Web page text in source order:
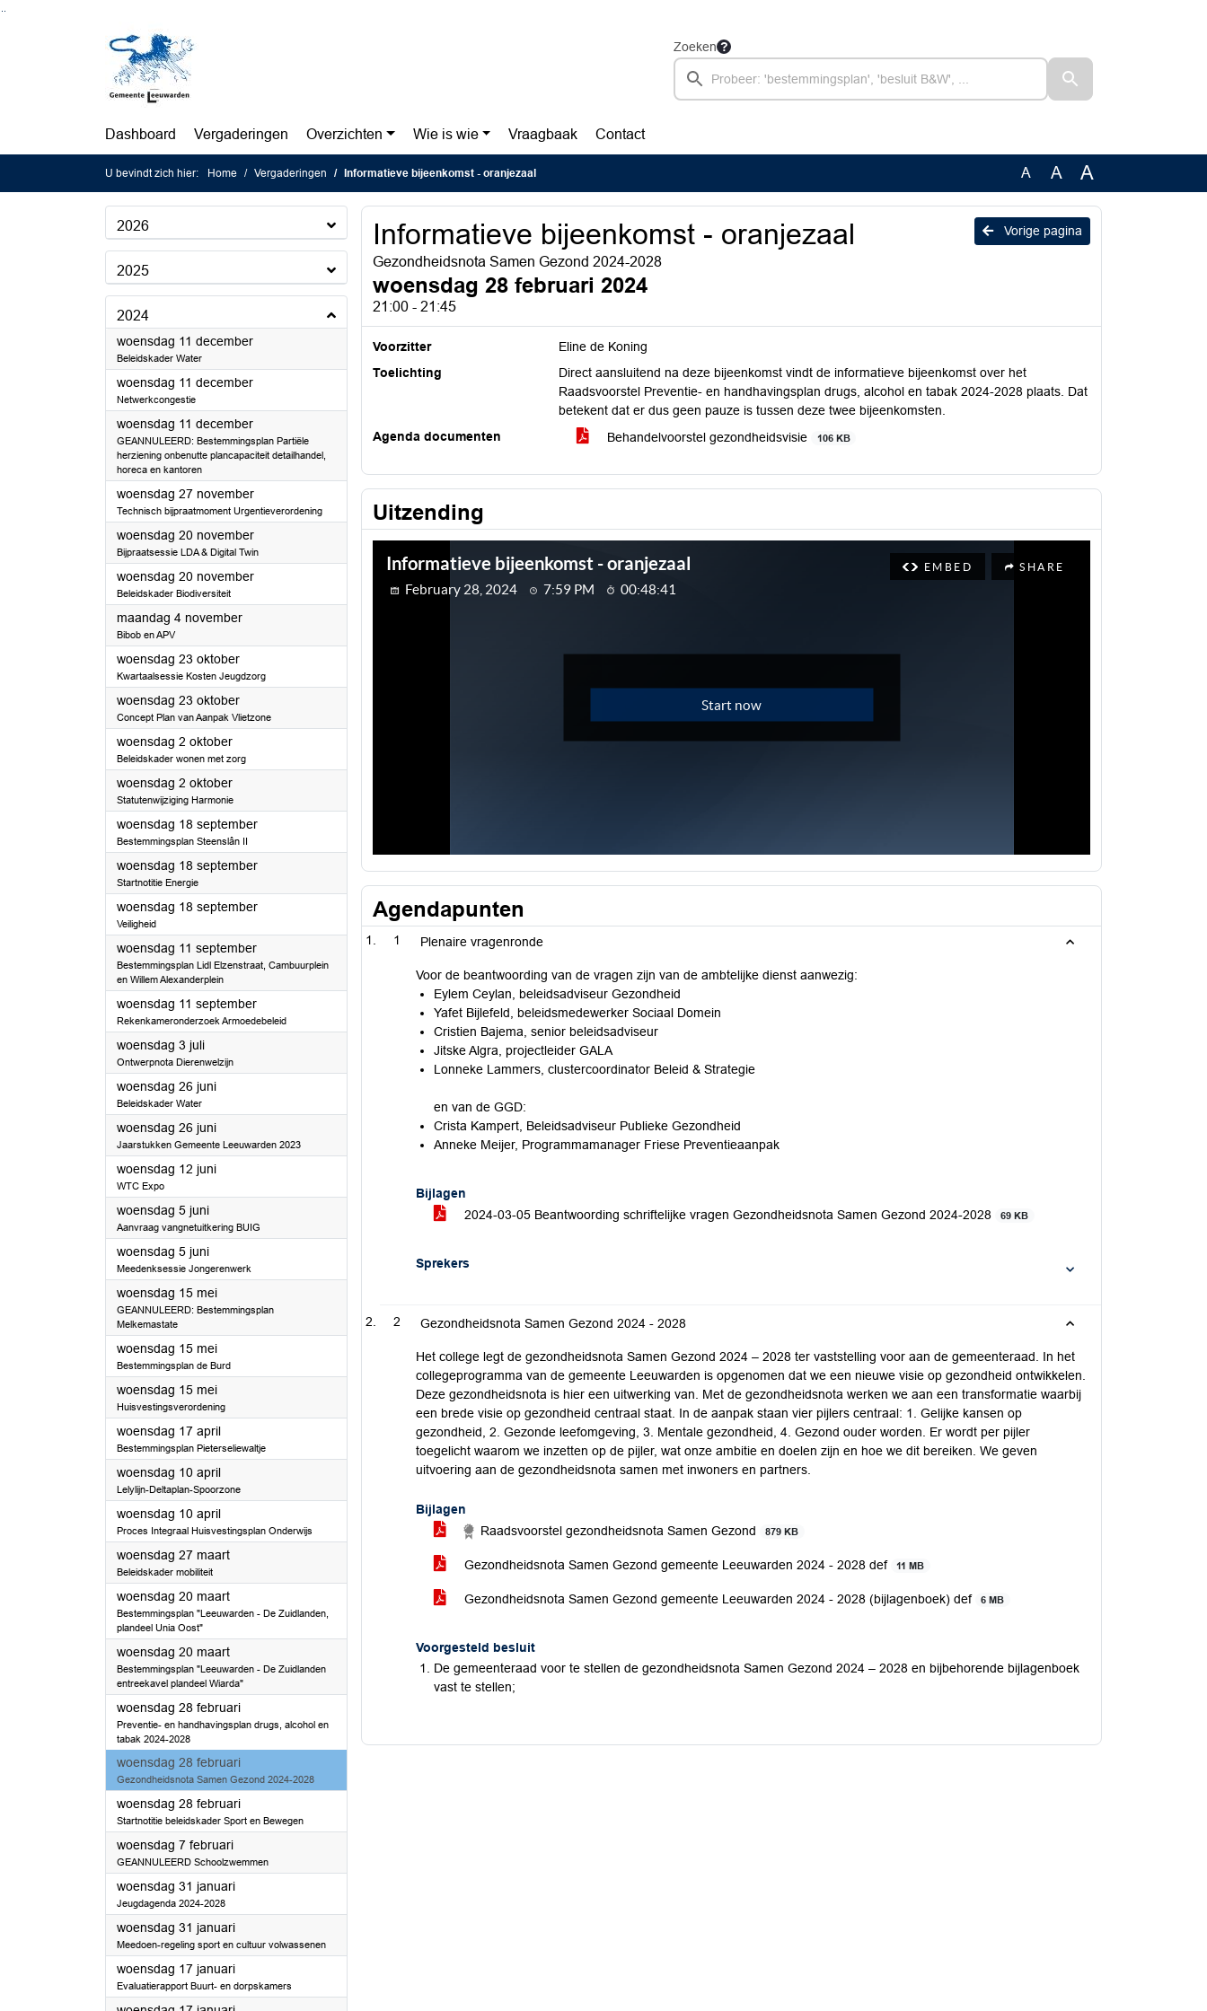
Zoeken
Dashboard Vergaderingen Overzichten Wie is wie Vraagbaak Contact
U bevindt zich hier: Home Vergaderingen Informatieve bijeenkomst - oranjezaal A A A
2026
2025
2024
woensdag 11 december2024
Beleidskader Water
woensdag 11 december2024
Netwerkcongestie
woensdag 11 december2024
GEANNULEERD: Bestemmingsplan Partiële
herziening onbenutte plancapaciteit detailhandel,
horeca en kantoren
woensdag 27 november2024
Technisch bijpraatmoment Urgentieverordening
woensdag 20 november2024
Bijpraatsessie LDA & Digital Twin
woensdag 20 november2024
Beleidskader Biodiversiteit
maandag 4 november2024
Bibob en APV
woensdag 23 oktober2024
Kwartaalsessie Kosten Jeugdzorg
woensdag 23 oktober2024
Concept Plan van Aanpak Vlietzone
woensdag 2 oktober2024
Beleidskader wonen met zorg
woensdag 2 oktober2024
Statutenwijziging Harmonie
woensdag 18 september2024
Bestemmingsplan Steenslân II
woensdag 18 september2024
Startnotitie Energie
woensdag 18 september2024
Veiligheid
woensdag 11 september2024
Bestemmingsplan Lidl Elzenstraat, Cambuurplein
en Willem Alexanderplein
woensdag 11 september2024
Rekenkameronderzoek Armoedebeleid
woensdag 3 juli2024
Ontwerpnota Dierenwelzijn
woensdag 26 juni2024
Beleidskader Water
woensdag 26 juni2024
Jaarstukken Gemeente Leeuwarden 2023
woensdag 12 juni2024
WTC Expo
woensdag 5 juni2024
Aanvraag vangnetuitkering BUIG
woensdag 5 juni2024
Meedenksessie Jongerenwerk
woensdag 15 mei2024
GEANNULEERD: Bestemmingsplan
Melkemastate
woensdag 15 mei2024
Bestemmingsplan de Burd
woensdag 15 mei2024
Huisvestingsverordening
woensdag 17 april2024
Bestemmingsplan Pieterseliewaltje
woensdag 10 april2024
Lelylijn-Deltaplan-Spoorzone
woensdag 10 april2024
Proces Integraal Huisvestingsplan Onderwijs
woensdag 27 maart2024
Beleidskader mobiliteit
woensdag 20 maart2024
Bestemmingsplan "Leeuwarden - De Zuidlanden,
plandeel Unia Oost"
woensdag 20 maart2024
Bestemmingsplan "Leeuwarden - De Zuidlanden
entreekavel plandeel Wiarda"
woensdag 28 februari2024
Preventie- en handhavingsplan drugs, alcohol en
tabak 2024-2028
woensdag 28 februari2024
Gezondheidsnota Samen Gezond 2024-2028
woensdag 28 februari2024
Startnotitie beleidskader Sport en Bewegen
woensdag 7 februari2024
GEANNULEERD Schoolzwemmen
woensdag 31 januari2024
Jeugdagenda 2024-2028
woensdag 31 januari2024
Meedoen-regeling sport en cultuur volwassenen
woensdag 17 januari2024
Evaluatierapport Buurt- en dorpskamers
Vorige pagina
Informatieve bijeenkomst - oranjezaal
Gezondheidsnota Samen Gezond 2024-2028
woensdag 28 februari 2024
21:00 - 21:45
Voorzitter
Eline de Koning
Toelichting
Direct aansluitend na deze bijeenkomst vindt de informatieve bijeenkomst over het
Raadsvoorstel Preventie- en handhavingsplan drugs, alcohol en tabak 2024-2028 plaats. Dat
betekent dat er dus geen pauze is tussen deze twee bijeenkomsten.
Agenda documenten
Behandelvoorstel gezondheidsvisie 106 KB
Uitzending
Agendapunten
1 Plenaire vragenronde
Voor de beantwoording van de vragen zijn van de ambtelijke dienst aanwezig:
Eylem Ceylan, beleidsadviseur Gezondheid
Yafet Bijlefeld, beleidsmedewerker Sociaal Domein
Cristien Bajema, senior beleidsadviseur
Jitske Algra, projectleider GALA
Lonneke Lammers, clustercoordinator Beleid & Strategie
en van de GGD:
Crista Kampert, Beleidsadviseur Publieke Gezondheid
Anneke Meijer, Programmamanager Friese Preventieaanpak
Bijlagen
2024-03-05 Beantwoording schriftelijke vragen Gezondheidsnota Samen Gezond 2024-2028
69 KB
Sprekers
2 Gezondheidsnota Samen Gezond 2024 - 2028
Het college legt de gezondheidsnota Samen Gezond 2024 – 2028 ter vaststelling voor aan de gemeenteraad. In het
collegeprogramma van de gemeente Leeuwarden is opgenomen dat we een nieuwe visie op gezondheid ontwikkelen.
Deze gezondheidsnota is hier een uitwerking van. Met de gezondheidsnota werken we aan een transformatie waarbij
een brede visie op gezondheid centraal staat. In de aanpak staan vier pijlers centraal: 1. Gelijke kansen op
gezondheid, 2. Gezonde leefomgeving, 3. Mentale gezondheid, 4. Gezond ouder worden. Er wordt per pijler
toegelicht waarom we inzetten op de pijler, wat onze ambitie en doelen zijn en hoe we dit bereiken. We geven
uitvoering aan de gezondheidsnota samen met inwoners en partners.
Bijlagen
Raadsvoorstel gezondheidsnota Samen Gezond
879 KB
Gezondheidsnota Samen Gezond gemeente Leeuwarden 2024 - 2028 def 11 MB
Gezondheidsnota Samen Gezond gemeente Leeuwarden 2024 - 2028 (bijlagenboek) def 6 MB
Voorgesteld besluit
De gemeenteraad voor te stellen de gezondheidsnota Samen Gezond 2024 – 2028 en bijbehorende bijlagenboek
vast te stellen;